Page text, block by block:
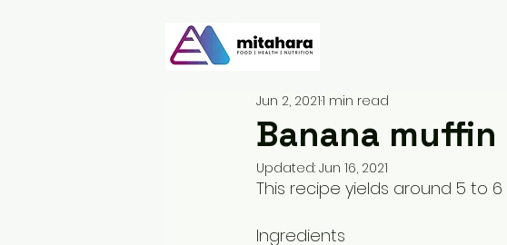
Banana
Jun 2, 20211 min read
Updated: Jun 16, 2021
This recipe yields around 5 to
Ingredients